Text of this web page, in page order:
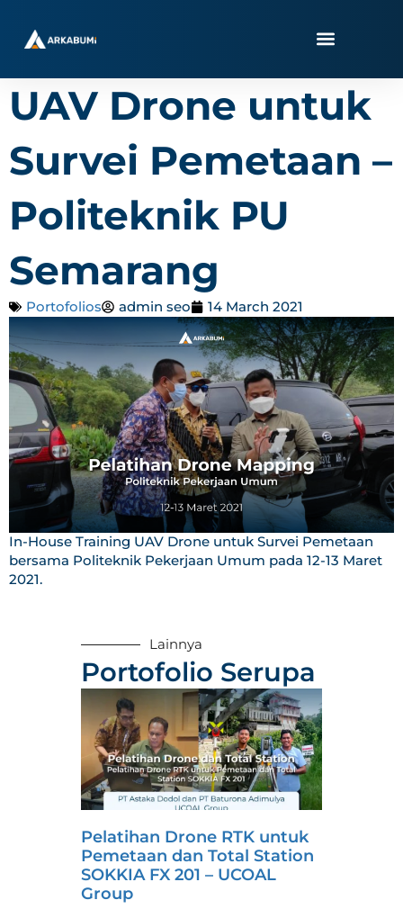
content
UAV Drone untuk
Survei Pemetaan –
Politeknik PU
Semarang
Portofolios admin seo 14 March 2021
In-House Training UAV Drone untuk Survei Pemetaan
bersama Politeknik Pekerjaan Umum pada 12-13 Maret
2021.
Lainnya
Portofolio Serupa
Pelatihan Drone RTK untuk
Pemetaan dan Total Station
SOKKIA FX 201 – UCOAL
Group